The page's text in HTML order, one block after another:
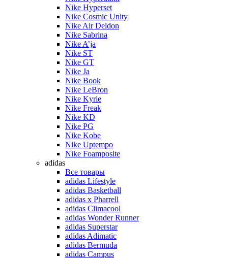
Nike Hyperset
Nike Cosmic Unity
Nike Air Deldon
Nike Sabrina
Nike A’ja
Nike ST
Nike GT
Nike Ja
Nike Book
Nike LeBron
Nike Kyrie
Nike Freak
Nike KD
Nike PG
Nike Kobe
Nike Uptempo
Nike Foamposite
adidas
Все товары
adidas Lifestyle
adidas Basketball
adidas x Pharrell
adidas Climacool
adidas Wonder Runner
adidas Superstar
adidas Adimatic
adidas Bermuda
adidas Campus